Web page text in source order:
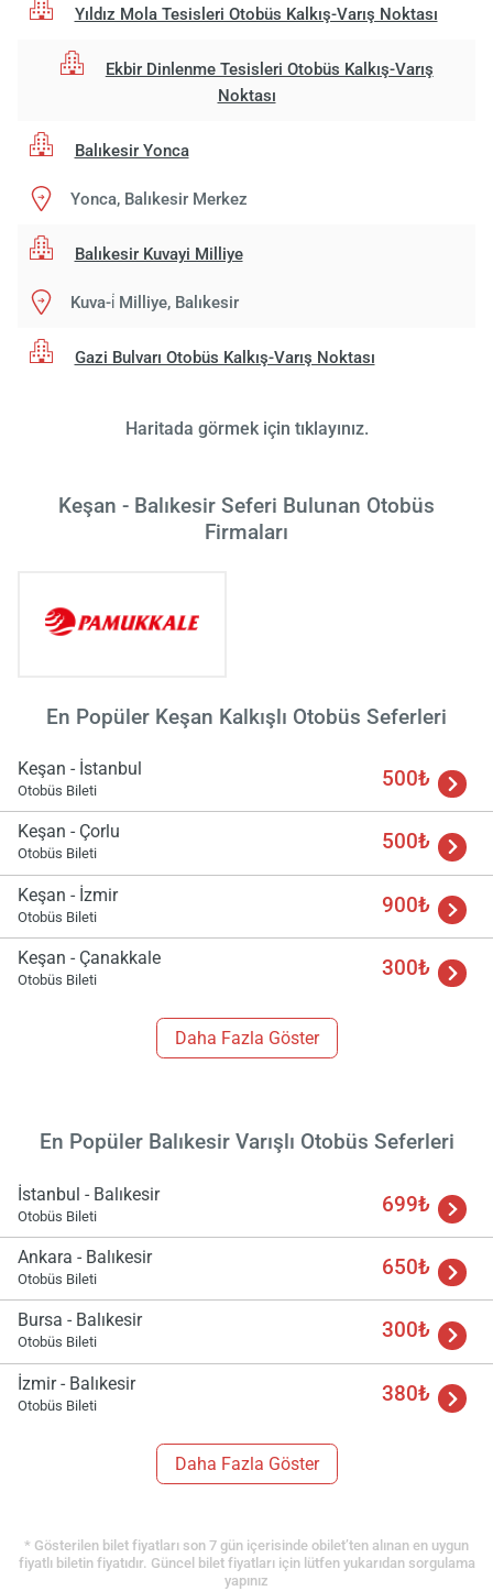
Yıldız Mola Tesisleri Otobüs Kalkış-Varış Noktası
Ekbir Dinlenme Tesisleri Otobüs Kalkış-Varış
Noktası
Balıkesir Yonca
Yonca, Balıkesir Merkez
Balıkesir Kuvayi Milliye
Kuva-i̇ Milliye, Balıkesir
Gazi Bulvarı Otobüs Kalkış-Varış Noktası
Haritada görmek için tıklayınız.
Keşan - Balıkesir Seferi Bulunan Otobüs
Firmaları
En Popüler Keşan Kalkışlı Otobüs Seferleri
Keşan - İstanbul
Otobüs Bileti 500₺
Keşan - Çorlu
Otobüs Bileti 500₺
Keşan - İzmir
Otobüs Bileti 900₺
Keşan - Çanakkale
Otobüs Bileti 300₺
Daha Fazla Göster
En Popüler Balıkesir Varışlı Otobüs Seferleri
İstanbul - Balıkesir
Otobüs Bileti 699₺
Ankara - Balıkesir
Otobüs Bileti 650₺
Bursa - Balıkesir
Otobüs Bileti 300₺
İzmir - Balıkesir
Otobüs Bileti 380₺
Daha Fazla Göster
* Gösterilen bilet fiyatları son 7 gün içerisinde obilet’ten alınan en uygun
fiyatlı biletin fiyatıdır. Güncel bilet fiyatları için lütfen yukarıdan sorgulama
yapınız